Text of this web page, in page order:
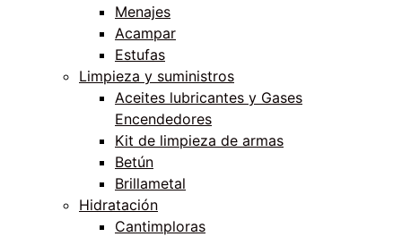
Menajes
Acampar
Estufas
Limpieza y suministros
Aceites lubricantes y Gases
Encendedores
Kit de limpieza de armas
Betún
Brillametal
Hidratación
Cantimploras